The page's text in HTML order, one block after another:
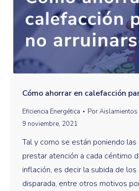
Cómo ahorrar en calefacción
Eficiencia Energética PorAislamientos
9 noviembre, 2021
Tal y como se están poniendo las
prestar atención a cada céntimo
inflación, es decir la subida de
disparada, entre otros motivos